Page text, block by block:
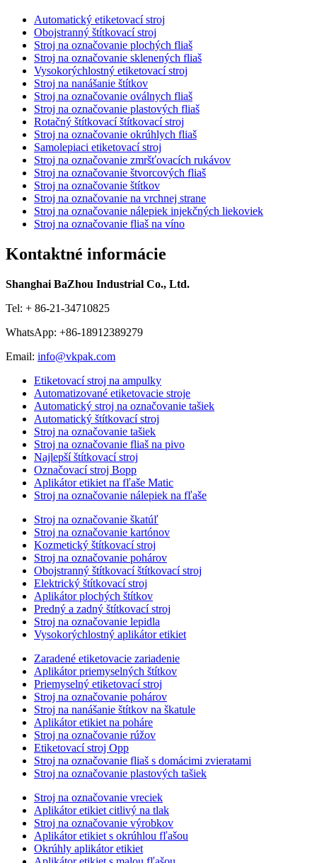
Automatický etiketovací stroj
Obojstranný štítkovací stroj
Stroj na označovanie plochých fliaš
Stroj na označovanie sklenených fliaš
Vysokorýchlostný etiketovací stroj
Stroj na nanášanie štítkov
Stroj na označovanie oválnych fliaš
Stroj na označovanie plastových fliaš
Rotačný štítkovací štítkovací stroj
Stroj na označovanie okrúhlych fliaš
Samolepiaci etiketovací stroj
Stroj na označovanie zmršťovacích rukávov
Stroj na označovanie štvorcových fliaš
Stroj na označovanie štítkov
Stroj na označovanie na vrchnej strane
Stroj na označovanie nálepiek injekčných liekoviek
Stroj na označovanie fliaš na víno
Kontaktné informácie
Shanghai BaZhou Industrial Co., Ltd.
Tel: + 86-21-34710825
WhatsApp: +86-18912389279
Email: info@vkpak.com
Etiketovací stroj na ampulky
Automatizované etiketovacie stroje
Automatický stroj na označovanie tašiek
Automatický štítkovací stroj
Stroj na označovanie tašiek
Stroj na označovanie fliaš na pivo
Najlepší štítkovací stroj
Označovací stroj Bopp
Aplikátor etikiet na fľaše Matic
Stroj na označovanie nálepiek na fľaše
Stroj na označovanie škatúľ
Stroj na označovanie kartónov
Kozmetický štítkovací stroj
Stroj na označovanie pohárov
Obojstranný štítkovací štítkovací stroj
Elektrický štítkovací stroj
Aplikátor plochých štítkov
Predný a zadný štítkovací stroj
Stroj na označovanie lepidla
Vysokorýchlostný aplikátor etikiet
Zaradené etiketovacie zariadenie
Aplikátor priemyselných štítkov
Priemyselný etiketovací stroj
Stroj na označovanie pohárov
Stroj na nanášanie štítkov na škatule
Aplikátor etikiet na poháre
Stroj na označovanie rúžov
Etiketovací stroj Opp
Stroj na označovanie fliaš s domácimi zvieratami
Stroj na označovanie plastových tašiek
Stroj na označovanie vreciek
Aplikátor etikiet citlivý na tlak
Stroj na označovanie výrobkov
Aplikátor etikiet s okrúhlou fľašou
Okrúhly aplikátor etikiet